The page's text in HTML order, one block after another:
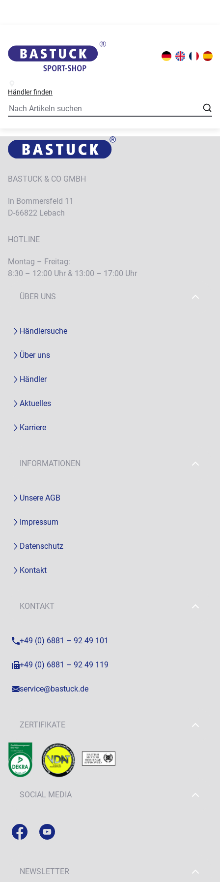
Händler finden
BASTUCK & CO GMBH
In Bommersfeld 11
D-66822 Lebach
HOTLINE
Montag – Freitag:
8:30 – 12:00 Uhr & 13:00 – 17:00 Uhr
ÜBER UNS
Händlersuche
Über uns
Händler
Aktuelles
Karriere
INFORMATIONEN
Unsere AGB
Impressum
Datenschutz
Kontakt
KONTAKT
+49 (0) 6881 – 92 49 101
+49 (0) 6881 – 92 49 119
service@bastuck.de
ZERTIFIKATE
SOCIAL MEDIA
NEWSLETTER